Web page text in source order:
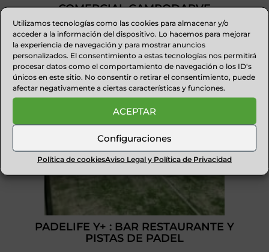
Utilizamos tecnologías como las cookies para almacenar y/o
acceder a la información del dispositivo. Lo hacemos para mejorar
la experiencia de navegación y para mostrar anuncios
personalizados. El consentimiento a estas tecnologías nos permitirá
procesar datos como el comportamiento de navegación o los ID's
únicos en este sitio. No consentir o retirar el consentimiento, puede
afectar negativamente a ciertas características y funciones.
ACEPTAR
Configuraciones
Política de cookiesAviso Legal y Política de Privacidad
COMERCIAL CAMPODARVE
PADELIFE Y+ : BAR RESTAURANTE Y
PISTAS DE PADEL